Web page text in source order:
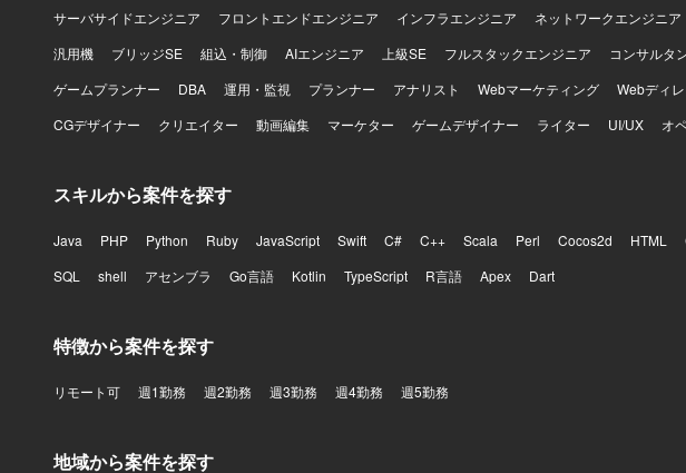
サーバサイドエンジニア フロントエンドエンジニア インフラエンジニア ネットワークエンジニア
汎用機
ブリッジSE 組込・制御 AIエンジニア 上級SE フルスタックエンジニア コンサルタ
ゲームプランナー
DBA 運用・監視 プランナー アナリスト Webマーケティング Webディ
CGデザイナー
クリエイター 動画編集 マーケター ゲームデザイナー ライター UI/UX オ
スキルから案件を探す
Java PHP Python Ruby JavaScript Swift C# C++ Scala Perl Cocos2d HTML
SQL
shell アセンブラ Go言語 Kotlin TypeScript R言語 Apex Dart
特徴から案件を探す
リモート可 週1勤務 週2勤務 週3勤務 週4勤務 週5勤務
地域から案件を探す